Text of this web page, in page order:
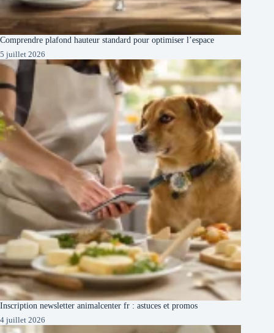
Comprendre plafond hauteur standard pour optimiser l’espace
5 juillet 2026
Inscription newsletter animalcenter fr : astuces et promos
4 juillet 2026